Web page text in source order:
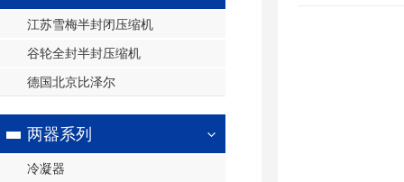
江苏雪梅半封闭压缩机
谷轮全封半封压缩机
德国北京比泽尔
两器系列
冷凝器